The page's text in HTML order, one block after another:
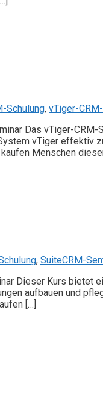
Schulung, vTiger-
Das vTiger-
vTiger effektiv
Menschen
, SuiteCRM-
Dieser Kurs bietet
aufbauen und
[…]